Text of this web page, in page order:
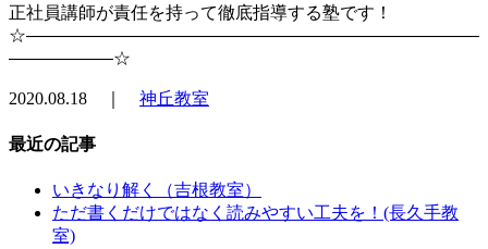
正社員講師が責任を持って徹底指導する塾です！
☆――――――――――――――――――――――――――
――――――☆
2020.08.18 ｜ 神丘教室
最近の記事
いきなり解く（吉根教室）
ただ書くだけではなく読みやすい工夫を！(長久手教
室)